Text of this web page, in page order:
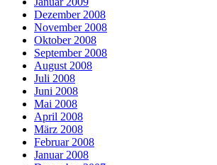
Dezember 2008
November 2008
Oktober 2008
September 2008
August 2008
Juli 2008
Juni 2008
Mai 2008
April 2008
März 2008
Februar 2008
Januar 2008